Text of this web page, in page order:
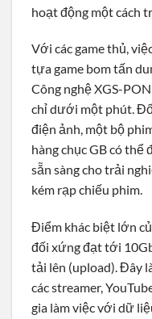
hoạt động một cách
Với các game thủ,
tựa game bom tấn
Công nghệ XGS-
chỉ dưới một phút.
điện ảnh, một bộ
hàng chục GB có thể
sẵn sàng cho trải
kém rạp chiếu phim.
Điểm khác biệt lớn
đối xứng đạt tới
tải lên (upload). Đây
các streamer,
gia làm việc với dữ